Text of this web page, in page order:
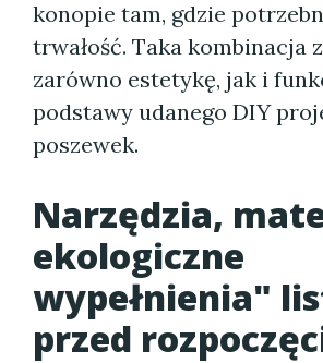
konopie tam, gdzie
trwałość. Taka kombinacja
zarówno estetykę, jak i
podstawy udanego DIY
poszewek.
Narzędzia,
ekologiczne
wypełnienia"
przed